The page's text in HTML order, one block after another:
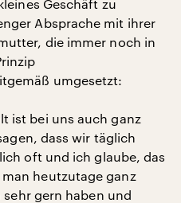
Geschäft zu
Absprache mit ihrer
die immer noch in
umgesetzt:
ist bei uns auch ganz
dass wir täglich
oft und ich glaube, das
heutzutage ganz
gern haben und